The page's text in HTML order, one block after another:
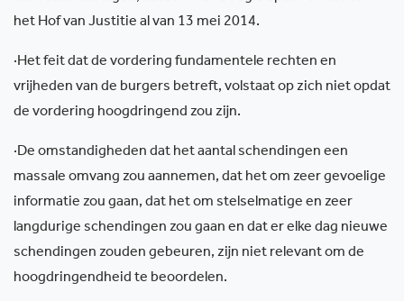
het Hof van Justitie al van 13 mei 2014.
·Het feit dat de vordering fundamentele rechten en
vrijheden van de burgers betreft, volstaat op zich niet opdat
de vordering hoogdringend zou zijn.
·De omstandigheden dat het aantal schendingen een
massale omvang zou aannemen, dat het om zeer gevoelige
informatie zou gaan, dat het om stelselmatige en zeer
langdurige schendingen zou gaan en dat er elke dag nieuwe
schendingen zouden gebeuren, zijn niet relevant om de
hoogdringendheid te beoordelen.